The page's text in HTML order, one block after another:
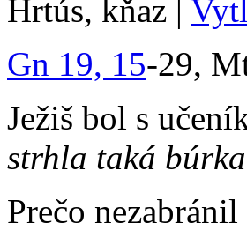
Hrtús, kňaz |
Gn 19, 15-29,
Ježiš bol s
strhla taká
Prečo